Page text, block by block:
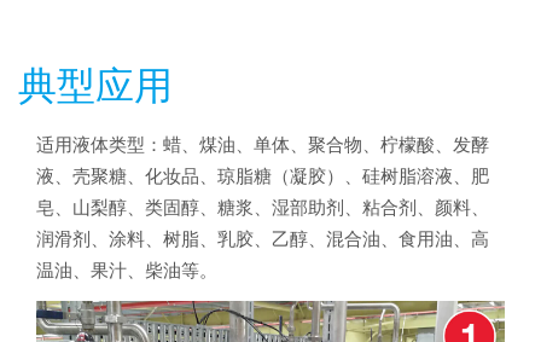
典型应用
适用液体类型：蜡、煤油、单体、聚合物、柠檬酸、发酵
液、壳聚糖、化妆品、琼脂糖（凝胶）、硅树脂溶液、肥
皂、山梨醇、类固醇、糖浆、湿部助剂、粘合剂、颜料、
润滑剂、涂料、树脂、乳胶、乙醇、混合油、食用油、高
温油、果汁、柴油等。